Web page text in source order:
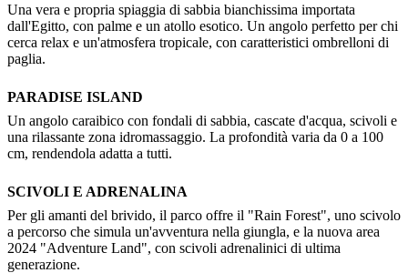
Una vera e propria spiaggia di sabbia bianchissima importata
dall'Egitto, con palme e un atollo esotico. Un angolo perfetto per chi
cerca relax e un'atmosfera tropicale, con caratteristici ombrelloni di
paglia.
PARADISE ISLAND
Un angolo caraibico con fondali di sabbia, cascate d'acqua, scivoli e
una rilassante zona idromassaggio. La profondità varia da 0 a 100
cm, rendendola adatta a tutti.
SCIVOLI E ADRENALINA
Per gli amanti del brivido, il parco offre il "Rain Forest", uno scivolo
a percorso che simula un'avventura nella giungla, e la nuova area
2024 "Adventure Land", con scivoli adrenalinici di ultima
generazione.